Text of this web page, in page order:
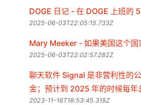
DOGE 日记 - 在 DOGE 上班的
2025-06-03T22:05:15.733Z
Mary Meeker - 如果美国这个国
2025-06-03T22:02:57.282Z
聊天软件 Signal 是非营利性的
金；预计到 2025 年的时候每
2023-11-16T18:53:45.318Z